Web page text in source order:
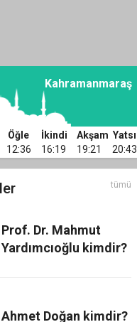
Mustafa KAPLAN
TÜRKİYE
DEMOKRASİSİNDE
SON NOKTA!
Kahramanmaraş
Öğle İkindi Akşam Yatsı
12:36 16:19 19:21 20:43
tümü
Prof. Dr. Mahmut
Yardımcıoğlu kimdir?
Ahmet Doğan kimdir?